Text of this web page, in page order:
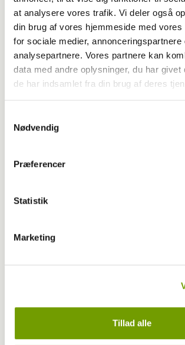
at analysere vores trafik. Vi deler også
din brug af vores hjemmeside med vores
for sociale medier, annonceringspartnere
analysepartnere. Vores partnere kan
data med andre oplysninger, du har givet
de har indsamlet fra din brug af deres
Nødvendig
Præferencer
Statistik
Marketing
Tillad alle
Livet med hund